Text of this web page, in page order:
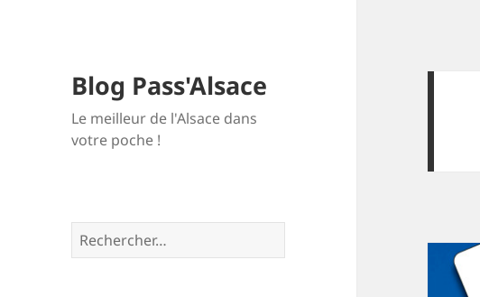
Blog Pass'Alsace
Le meilleur de l'Alsace dans
votre poche !
Rechercher :